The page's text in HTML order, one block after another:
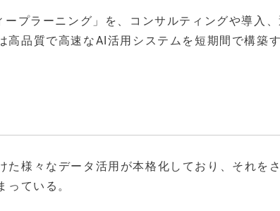
プラーニング」を、コンサルティングや導入
品質で高速なAI活用システムを短期間で構築
様々なデータ活用が本格化しており、それを
ている。